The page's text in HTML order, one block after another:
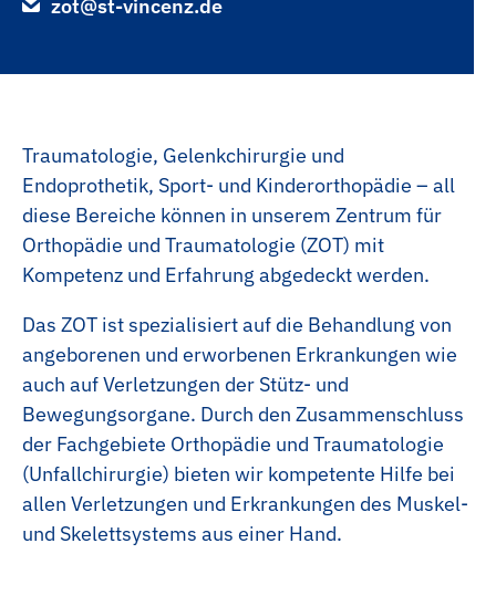
Köchin | Koch
Pathologie
zot@st-vincenz.de
Traumatologie, Gelenkchirurgie und
Endoprothetik, Sport- und Kinderorthopädie – all
diese Bereiche können in unserem Zentrum für
Orthopädie und Traumatologie (ZOT) mit
Kompetenz und Erfahrung abgedeckt werden.
Das ZOT ist spezialisiert auf die Behandlung von
angeborenen und erworbenen Erkrankungen wie
auch auf Verletzungen der Stütz- und
Bewegungsorgane. Durch den Zusammenschluss
der Fachgebiete Orthopädie und Traumatologie
(Unfallchirurgie) bieten wir kompetente Hilfe bei
allen Verletzungen und Erkrankungen des Muskel-
und Skelettsystems aus einer Hand.